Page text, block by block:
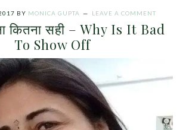
BY MONICA GUPTA LEAVE A COMMENT
कितना सही – Why Is It Bad
To Show Off